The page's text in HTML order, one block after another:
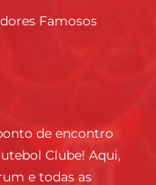
Famosos
de encontro
Clube! Aqui,
e todas as